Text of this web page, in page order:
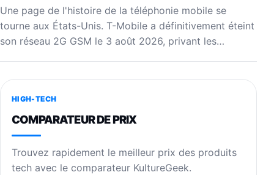
Une page de l'histoire de la téléphonie mobile se
tourne aux États-Unis. T-Mobile a définitivement éteint
son réseau 2G GSM le 3 août 2026, privant les…
HIGH-TECH
COMPARATEUR DE PRIX
Trouvez rapidement le meilleur prix des produits
tech avec le comparateur KultureGeek.